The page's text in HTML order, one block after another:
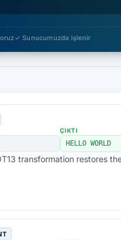
✓ Sunucumuzda işlenir
ÇIKTI
HELLO WORLD
transformation restores